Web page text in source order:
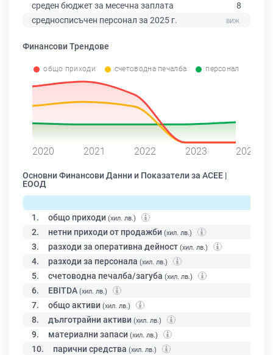
среден бюджет за месечна заплата
8
средносписъчен персонал за 2025 г.
Финансови Трендове
общо приходи счетоводна печалба персонал
2020 2021 2022 2023 2024
Основни Финансови Данни и Показатели за АСЕЕ |
ЕООД
1. общо приходи (хил. лв.)
2. нетни приходи от продажби (хил. лв.)
3. разходи за оперативна дейност (хил. лв.)
4. разходи за персонала (хил. лв.)
5. счетоводна печалба/загуба (хил. лв.)
6. EBITDA (хил. лв.)
7. общо активи (хил. лв.)
8. дълготрайни активи (хил. лв.)
9. материални запаси (хил. лв.)
10. парични средства (хил. лв.)